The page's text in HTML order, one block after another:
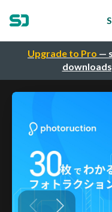
Upgrade to Pro —